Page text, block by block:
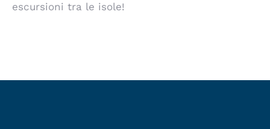
escursioni tra le isole!